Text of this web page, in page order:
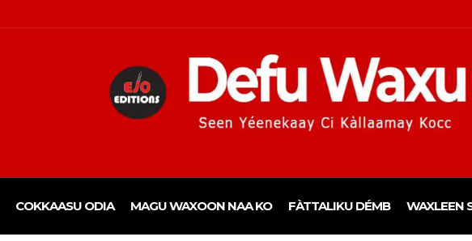
COKKAASU ODIA MAGU WAXOON NAA KO FÀTTALIKU DÉMB WAXLEEN